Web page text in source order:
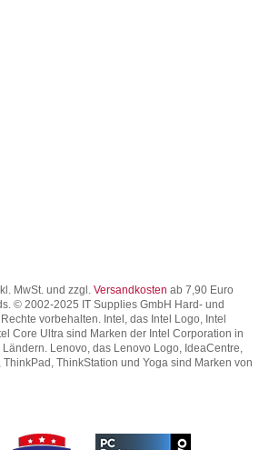
MwSt. und zzgl. Versandkosten ab 7,90 Euro
© 2002-2025 IT Supplies GmbH Hard- und
vorbehalten. Intel, das Intel Logo, Intel
Core Ultra sind Marken der Intel Corporation in
Lenovo, das Lenovo Logo, IdeaCentre,
ThinkStation und Yoga sind Marken von